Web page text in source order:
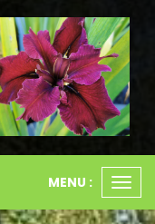
Next
le
MENU :